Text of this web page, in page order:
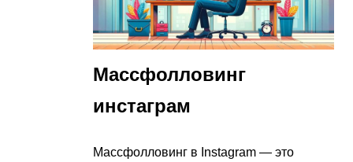
Массфолловинг
инстаграм
Массфолловинг в Instagram — это